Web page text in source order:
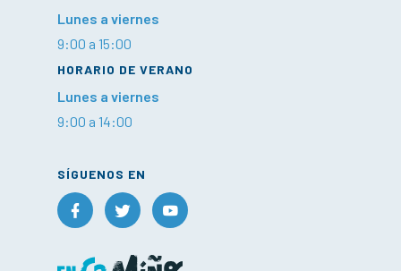
Lunes a viernes
9:00 a 15:00
HORARIO DE VERANO
Lunes a viernes
9:00 a 14:00
SÍGUENOS EN